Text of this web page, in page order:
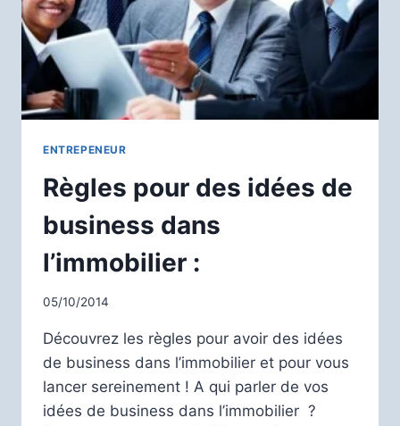
ENTREPENEUR
Règles pour des idées de
business dans
l’immobilier :
05/10/2014
Découvrez les règles pour avoir des idées
de business dans l’immobilier et pour vous
lancer sereinement ! A qui parler de vos
idées de business dans l’immobilier ?